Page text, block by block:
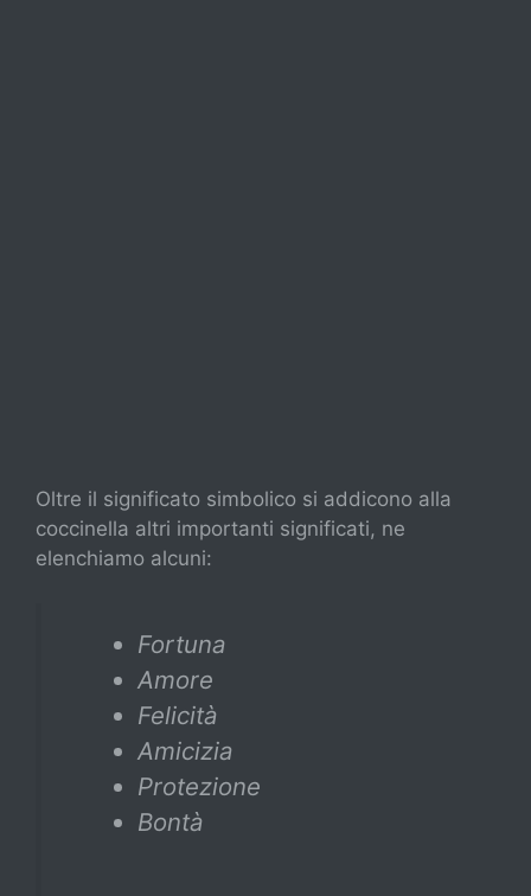
Oltre il significato simbolico si addicono alla
coccinella altri importanti significati, ne
elenchiamo alcuni:
Fortuna
Amore
Felicità
Amicizia
Protezione
Bontà